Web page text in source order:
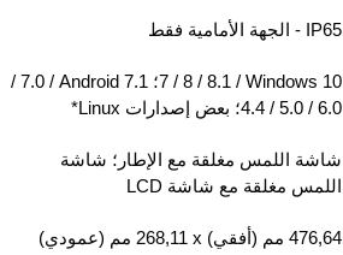
IP65 - الجهة الأمامية فقط
Windows 10 ‏/ 8.1 / 8 / 7؛ Android 7.1 ‏/ 7.0 /
6.0 / 5.0 / 4.4؛ بعض إصدارات Linux*
شاشة اللمس مغلقة مع الإطار؛ شاشة
اللمس مغلقة مع شاشة LCD
476,64 مم (أفقي) x ‏268,11 مم (عمودي)